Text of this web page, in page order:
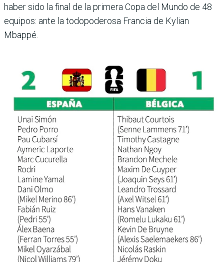
haber sido la final de la pri­mera Copa del Mundo de 48
equipos: ante la todopoderosa Francia de Kylian
Mbappé.